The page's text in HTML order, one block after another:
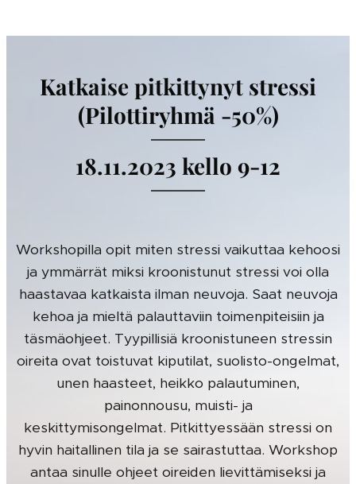
Katkaise pitkittynyt stressi
(Pilottiryhmä -50%)
18.11.2023 kello 9-12
Workshopilla opit miten stressi vaikuttaa kehoosi
ja ymmärrät miksi kroonistunut stressi voi olla
haastavaa katkaista ilman neuvoja. Saat neuvoja
kehoa ja mieltä palauttaviin toimenpiteisiin ja
täsmäohjeet. Tyypillisiä kroonistuneen stressin
oireita ovat toistuvat kiputilat, suolisto-ongelmat,
unen haasteet, heikko palautuminen,
painonnousu, muisti- ja
keskittymisongelmat. Pitkittyessään stressi on
hyvin haitallinen tila ja se sairastuttaa. Workshop
antaa sinulle ohjeet oireiden lievittämiseksi ja